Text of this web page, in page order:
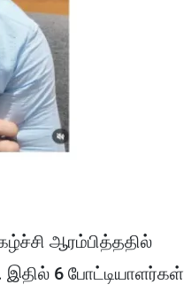
ஆரம்பித்ததில்
இதில் 6 போட்டியாளர்கள்